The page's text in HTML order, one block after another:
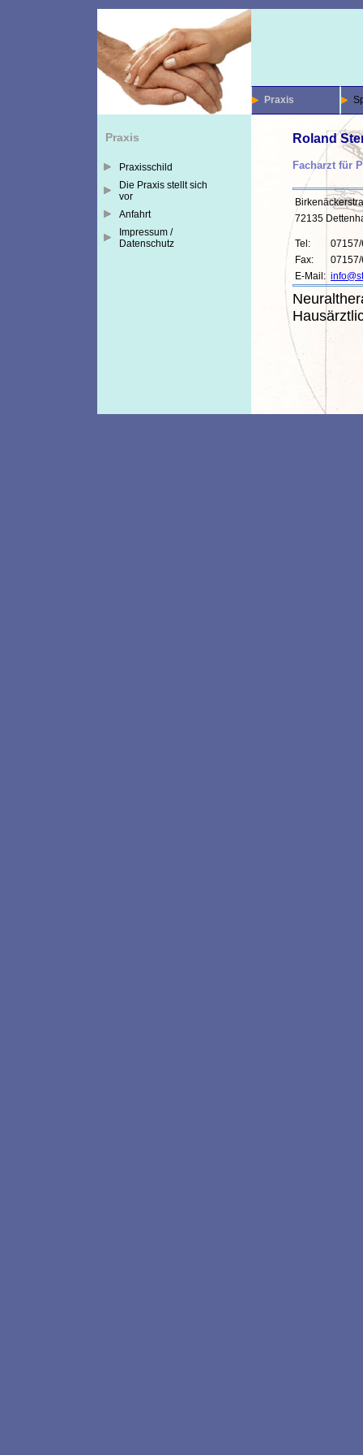
Praxis
Praxis
Praxisschild
Die Praxis stellt sich
vor
Anfahrt
Impressum /
Datenschutz
Roland
Facharzt für
72135
Tel:
Fax:
E-Mail: